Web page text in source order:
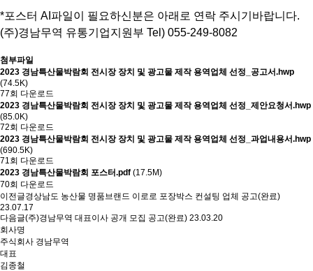
*포스터 AI파일이 필요하신분은 아래로 연락 주시기바랍니다.
(주)경남무역 유통기업지원부 Tel) 055-249-8082
첨부파일
2023 경남특산물박람회 전시장 장치 및 광고물 제작 용역업체 선정_공고서.hwp
(74.5K)
77회 다운로드
2023 경남특산물박람회 전시장 장치 및 광고물 제작 용역업체 선정_제안요청서.hwp
(85.0K)
72회 다운로드
2023 경남특산물박람회 전시장 장치 및 광고물 제작 용역업체 선정_과업내용서.hwp
(690.5K)
71회 다운로드
2023 경남특산물박람회 포스터.pdf (17.5M)
70회 다운로드
이전글경상남도 농산물 명품브랜드 이로로 포장박스 컨설팅 업체 공고(완료)
23.07.17
다음글(주)경남무역 대표이사 공개 모집 공고(완료) 23.03.20
회사명
주식회사 경남무역
대표
김종철